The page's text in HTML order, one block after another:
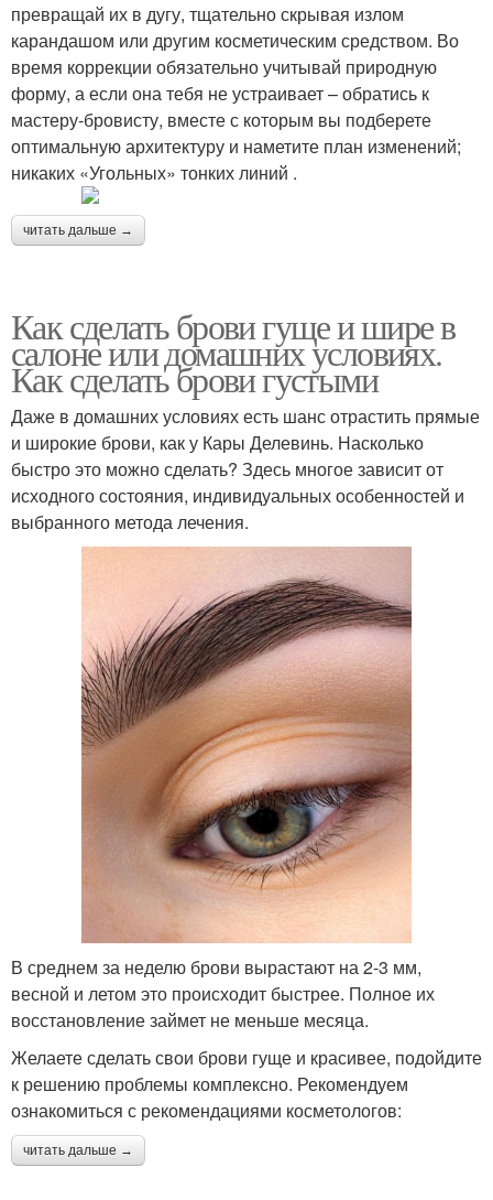
превращай их в дугу, тщательно скрывая излом
карандашом или другим косметическим средством. Во
время коррекции обязательно учитывай природную
форму, а если она тебя не устраивает – обратись к
мастеру-бровисту, вместе с которым вы подберете
оптимальную архитектуру и наметите план изменений;
никаких «Угольных» тонких линий .
читать дальше →
Как сделать брови гуще и шире в
салоне или домашних условиях.
Как сделать брови густыми
Даже в домашних условиях есть шанс отрастить прямые
и широкие брови, как у Кары Делевинь. Насколько
быстро это можно сделать? Здесь многое зависит от
исходного состояния, индивидуальных особенностей и
выбранного метода лечения.
В среднем за неделю брови вырастают на 2-3 мм,
весной и летом это происходит быстрее. Полное их
восстановление займет не меньше месяца.
Желаете сделать свои брови гуще и красивее, подойдите
к решению проблемы комплексно. Рекомендуем
ознакомиться с рекомендациями косметологов:
читать дальше →